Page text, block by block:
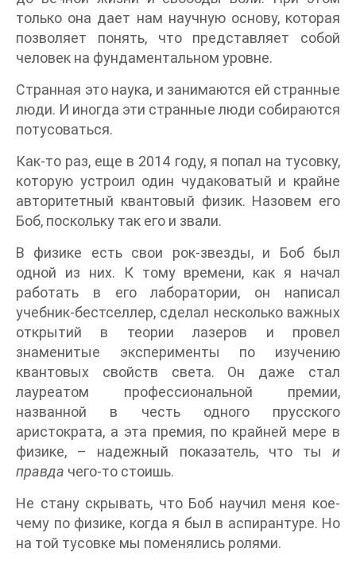
только она дает нам научную основу, которая
позволяет понять, что представляет собой
человек на фундаментальном уровне.
Странная это наука, и занимаются ей странные
люди. И иногда эти странные люди собираются
потусоваться.
Как-то раз, еще в 2014 году, я попал на тусовку,
которую устроил один чудаковатый и крайне
авторитетный квантовый физик. Назовем его
Боб, поскольку так его и звали.
В физике есть свои рок-звезды, и Боб был
одной из них. К тому времени, как я начал
работать в его лаборатории, он написал
учебник-бестселлер, сделал несколько важных
открытий в теории лазеров и провел
знаменитые эксперименты по изучению
квантовых свойств света. Он даже стал
лауреатом профессиональной премии,
названной в честь одного прусского
аристократа, а эта премия, по крайней мере в
физике, – надежный показатель, что ты и
правда чего-то стоишь.
Не стану скрывать, что Боб научил меня кое-
чему по физике, когда я был в аспирантуре. Но
на той тусовке мы поменялись ролями.